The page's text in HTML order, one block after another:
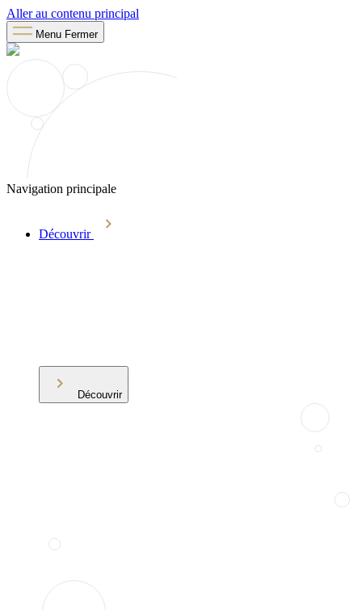
Aller au contenu principal
Menu Fermer
Navigation principale
Découvrir
Découvrir